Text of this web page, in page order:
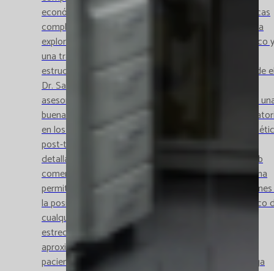
económicas. “En el caso de las enfermedades genéticas
complejas, estas mejoras deben estar vinculadas a una
exploración exhaustiva del paciente por parte del clínico
una transmisión de los datos de interés de forma
estructurada a los profesionales del laboratorio”, añade
Dr. Santamaría. “Además, es necesario realizar un
asesoramiento adecuado pre-test al paciente/familia,
buena integración de los hallazgos clínicos y de
en los resultados y, finalmente, un asesoramiento
post-test a los pacientes con el resultado obtenido”,
detalla la Dra. Triviño . El equipo de Genética de Catlab
comenta que "la incorporación del nuevo equipo nos ha
permitido la internalización de múltiples
la posibilidad, eventualmente, de abordar el diagnóstico
cualquier enfermedad de base genética. Trabajamos
estrechamente con los clínicos para decidir la
aproximación adecuada en cada caso y proveer a los
pacientes del mejor asesoramiento genético" . La larga